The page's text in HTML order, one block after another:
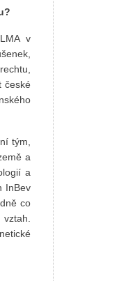
v
české
tým,
a
a
InBev
co